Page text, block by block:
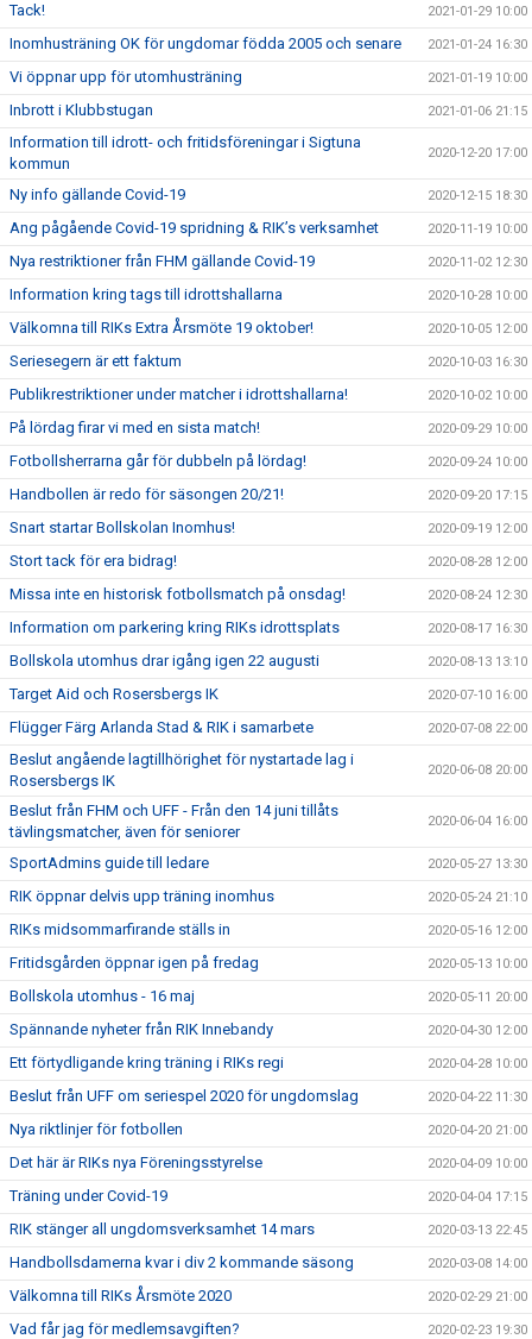
Tack! 2021-01-29 10:00
Inomhusträning OK för ungdomar födda 2005 och senare 2021-01-24 16:30
Vi öppnar upp för utomhusträning 2021-01-19 10:00
Inbrott i Klubbstugan 2021-01-06 21:15
Information till idrott- och fritidsföreningar i Sigtuna
kommun
2020-12-20 17:00
Ny info gällande Covid-19 2020-12-15 18:30
Ang pågående Covid-19 spridning & RIK’s verksamhet 2020-11-19 10:00
Nya restriktioner från FHM gällande Covid-19 2020-11-02 12:30
Information kring tags till idrottshallarna 2020-10-28 10:00
Välkomna till RIKs Extra Årsmöte 19 oktober! 2020-10-05 12:00
Seriesegern är ett faktum 2020-10-03 16:30
Publikrestriktioner under matcher i idrottshallarna! 2020-10-02 10:00
På lördag firar vi med en sista match! 2020-09-29 10:00
Fotbollsherrarna går för dubbeln på lördag! 2020-09-24 10:00
Handbollen är redo för säsongen 20/21! 2020-09-20 17:15
Snart startar Bollskolan Inomhus! 2020-09-19 12:00
Stort tack för era bidrag! 2020-08-28 12:00
Missa inte en historisk fotbollsmatch på onsdag! 2020-08-24 12:30
Information om parkering kring RIKs idrottsplats 2020-08-17 16:30
Bollskola utomhus drar igång igen 22 augusti 2020-08-13 13:10
Target Aid och Rosersbergs IK 2020-07-10 16:00
Flügger Färg Arlanda Stad & RIK i samarbete 2020-07-08 22:00
Beslut angående lagtillhörighet för nystartade lag i
Rosersbergs IK
2020-06-08 20:00
Beslut från FHM och UFF - Från den 14 juni tillåts
tävlingsmatcher, även för seniorer
2020-06-04 16:00
SportAdmins guide till ledare 2020-05-27 13:30
RIK öppnar delvis upp träning inomhus 2020-05-24 21:10
RIKs midsommarfirande ställs in 2020-05-16 12:00
Fritidsgården öppnar igen på fredag 2020-05-13 10:00
Bollskola utomhus - 16 maj 2020-05-11 20:00
Spännande nyheter från RIK Innebandy 2020-04-30 12:00
Ett förtydligande kring träning i RIKs regi 2020-04-28 10:00
Beslut från UFF om seriespel 2020 för ungdomslag 2020-04-22 11:30
Nya riktlinjer för fotbollen 2020-04-20 21:00
Det här är RIKs nya Föreningsstyrelse 2020-04-09 10:00
Träning under Covid-19 2020-04-04 17:15
RIK stänger all ungdomsverksamhet 14 mars 2020-03-13 22:45
Handbollsdamerna kvar i div 2 kommande säsong 2020-03-08 14:00
Välkomna till RIKs Årsmöte 2020 2020-02-29 21:00
Vad får jag för medlemsavgiften? 2020-02-23 19:30